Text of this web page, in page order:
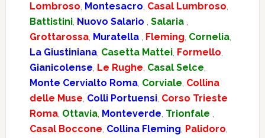
Lombroso, Montesacro, Casal Lumbroso,
Battistini, Nuovo Salario , Salaria ,
Grottarossa, Muratella , Fleming, Cornelia,
La Giustiniana, Casetta Mattei, Formello,
Gianicolense, Le Rughe, Casal Selce,
Monte Cervialto Roma, Corviale, Collina
delle Muse, Colli Portuensi, Corso Trieste
Roma, Ottavia, Monteverde, Trionfale ,
Casal Boccone, Collina Fleming, Palidoro,